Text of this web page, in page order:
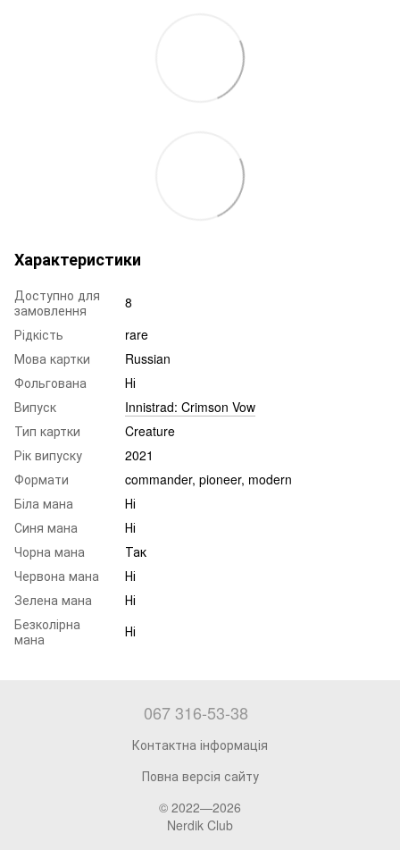
Характеристики
Доступно для
замовлення
8
Рідкість
rare
Мова картки
Russian
Фольгована
Ні
Випуск
Innistrad: Crimson Vow
Тип картки
Creature
Рік випуску
2021
Формати
commander, pioneer, modern
Біла мана
Ні
Синя мана
Ні
Чорна мана
Так
Червона мана
Ні
Зелена мана
Ні
Безколірна
мана
Ні
067 316-53-38
Контактна інформація
Повна версія сайту
© 2022—2026
Nerdik Club